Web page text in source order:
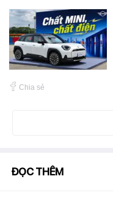
Chia sẻ
ĐỌC THÊM